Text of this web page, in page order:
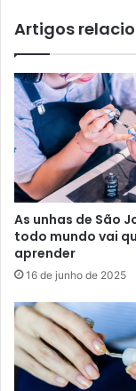
Artigos
As unhas de São
todo mundo vai
aprender
16 de junho de 2025